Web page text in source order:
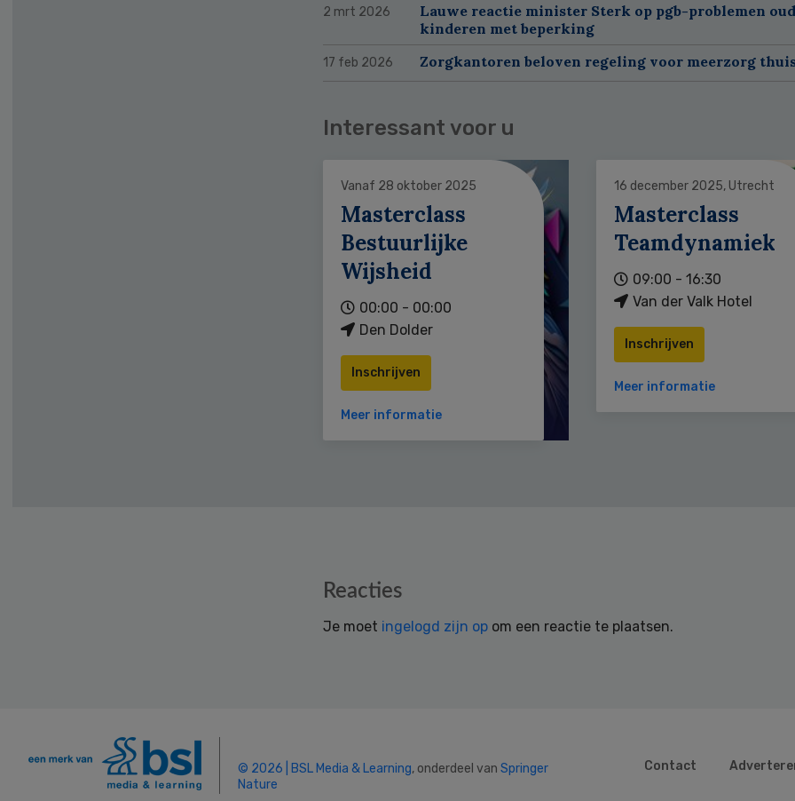
2 mrt 2026
Lauwe reactie minister Sterk op pgb-problemen
kinderen met beperking
17 feb 2026 Zorgkantoren beloven regeling voor meerzorg
Interessant voor u
Vanaf 28 oktober 2025
Masterclass
Bestuurlijke
Wijsheid
00:00 - 00:00
Den Dolder
Inschrijven
Meer informatie
16 december 2025, Utrecht
Masterclass
Teamdynamiek
09:00 - 16:30
Van der Valk Hotel
Inschrijven
Meer informatie
Reacties
Je moet ingelogd zijn op om een reactie te plaatsen.
© 2026 | BSL Media & Learning, onderdeel van Springer
Nature
Contact